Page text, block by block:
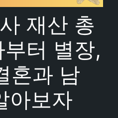
재산 총
터 별장,
혼과 남
아보자